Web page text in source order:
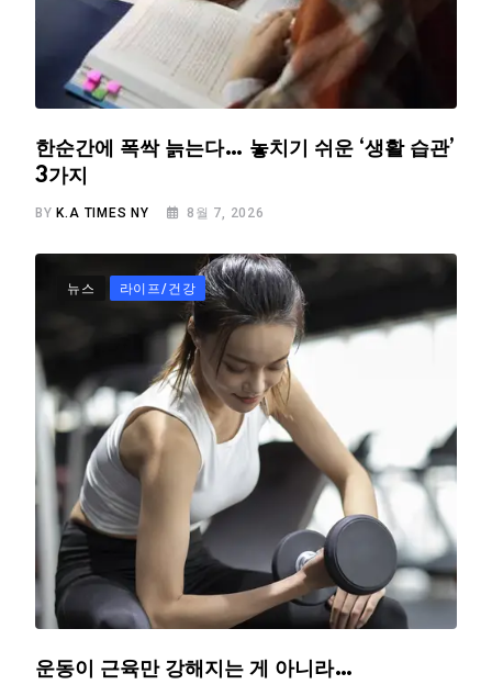
한순간에 폭싹 늙는다… 놓치기 쉬운 ‘생활 습관’
3가지
BY K.A TIMES NY 8월 7, 2026
뉴스 라이프/건강
운동이 근육만 강해지는 게 아니라…